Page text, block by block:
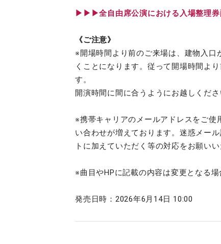
▶︎▶︎▶︎全自由席公演における入場整理
《ご注意》
※開場時間より前のご来場は、建物入
くことになります。従って開場時間よ
す。
開演時間に間に合うようにお越しくださ
※携帯キャリアのメールアドレスをご使
い合わせが増えております。迷惑メー
トに加えていただく等の対応をお願いい
※曲目やHPに記載の内容は変更となる
発売日時：2026年6月14日 10:00